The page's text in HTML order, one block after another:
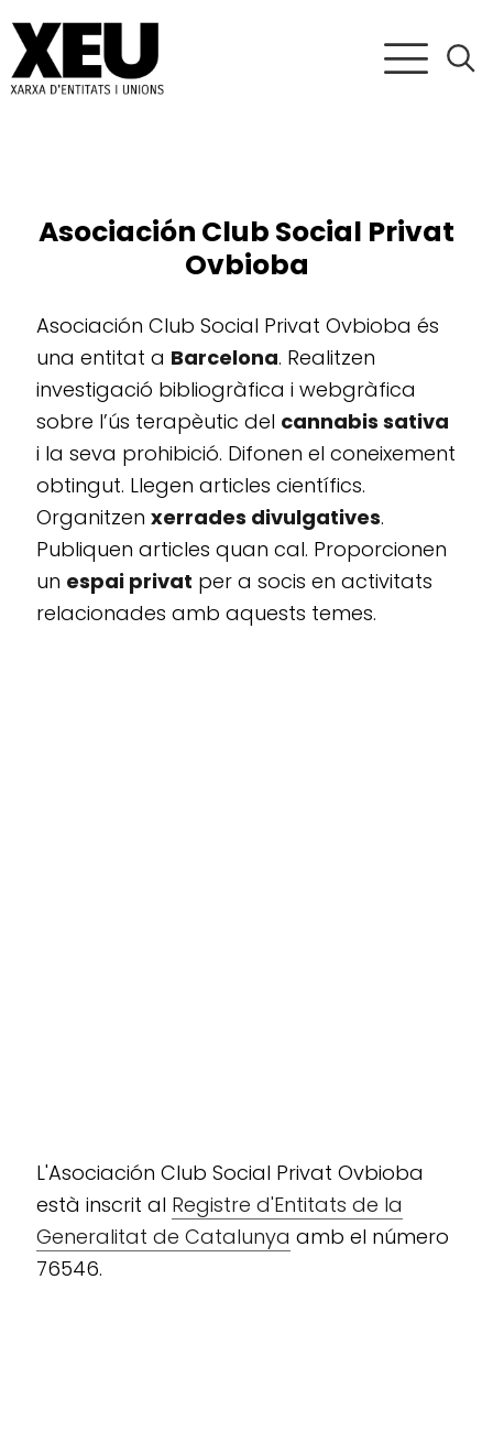
Asociación Club Social Privat
Ovbioba
Asociación Club Social Privat Ovbioba és
una entitat a Barcelona. Realitzen
investigació bibliogràfica i webgràfica
sobre l’ús terapèutic del cannabis sativa
i la seva prohibició. Difonen el coneixement
obtingut. Llegen articles científics.
Organitzen xerrades divulgatives.
Publiquen articles quan cal. Proporcionen
un espai privat per a socis en activitats
relacionades amb aquests temes.
L'Asociación Club Social Privat Ovbioba
està inscrit al Registre d'Entitats de la
Generalitat de Catalunya amb el número
76546.